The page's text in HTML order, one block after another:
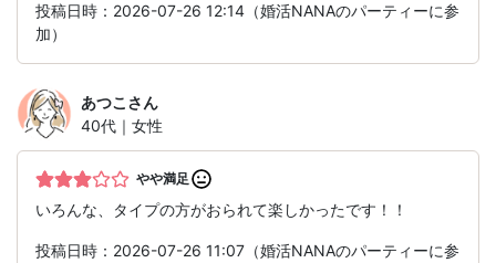
投稿日時：2026-07-26 12:14（婚活NANAのパーティーに参
加）
あつこ さん
40代｜女性
やや満足
いろんな、タイプの方がおられて楽しかったです！！
投稿日時：2026-07-26 11:07（婚活NANAのパーティーに参